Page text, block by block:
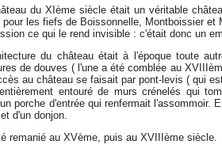
du XIème siècle était un véritable
pour les fiefs de Boissonnelle, Montboissier et
ce qui le rend invisible : c'était donc un
du château était à l'époque toute
de douves ( l'une a été comblée au
au château se faisait par pont-levis ( qui
entouré de murs crénelés qui
porche d'entrée qui renfermait l'assommoir.
d'un donjon.
remanié au XVème, puis au XVIIIème siècle.